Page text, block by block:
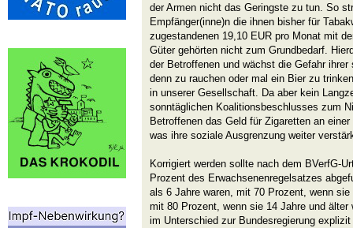
der Armen nicht das Geringste zu tun. So
Empfänger(inne)n die ihnen bisher für
zugestandenen 19,10 EUR pro Monat mit
Güter gehörten nicht zum Grundbedarf.
der Betroffenen und wächst die Gefahr ihrer
denn zu rauchen oder mal ein Bier zu
in unserer Gesellschaft. Da aber kein
sonntäglichen Koalitionsbeschlusses zum
Betroffenen das Geld für Zigaretten an
was ihre soziale Ausgrenzung weiter
Korrigiert werden sollte nach dem BVerfG-
Prozent des Erwachsenenregelsatzes
als 6 Jahre waren, mit 70 Prozent, wenn
mit 80 Prozent, wenn sie 14 Jahre und älter
im Unterschied zur Bundesregierung